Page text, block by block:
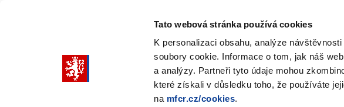
Tato webová stránka používá cookies
K personalizaci obsahu, analýze
soubory cookie. Informace o tom, jak náš
a analýzy. Partneři tyto údaje mohou
které získali v důsledku toho, že používáte
na mfcr.cz/cookies.